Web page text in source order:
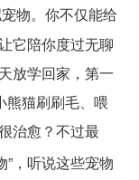
物。你不仅能给
它陪你度过无聊
放学回家，第一
熊猫刷刷毛、喂
治愈？不过最
”，听说这些宠物